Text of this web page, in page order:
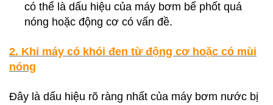
có thể là dấu hiệu của máy bơm bể phốt quá
nóng hoặc động cơ có vấn đề.
2. Khi máy có khói đen từ động cơ hoặc có mùi
nóng
Đây là dấu hiệu rõ ràng nhất của máy bơm nước bị